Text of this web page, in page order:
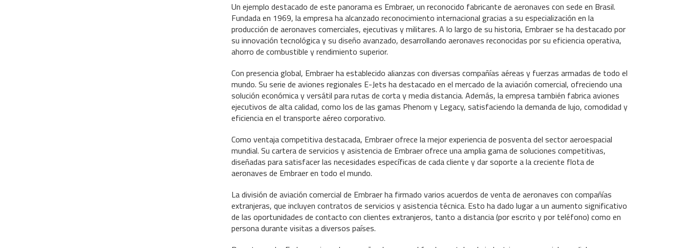
Un ejemplo destacado de este panorama es Embraer, un reconocido fabricante de aeronaves con sede en Brasil.
Fundada en 1969, la empresa ha alcanzado reconocimiento internacional gracias a su especialización en la
producción de aeronaves comerciales, ejecutivas y militares. A lo largo de su historia, Embraer se ha destacado por
su innovación tecnológica y su diseño avanzado, desarrollando aeronaves reconocidas por su eficiencia operativa,
ahorro de combustible y rendimiento superior.
Con presencia global, Embraer ha establecido alianzas con diversas compañías aéreas y fuerzas armadas de todo el
mundo. Su serie de aviones regionales E-Jets ha destacado en el mercado de la aviación comercial, ofreciendo una
solución económica y versátil para rutas de corta y media distancia. Además, la empresa también fabrica aviones
ejecutivos de alta calidad, como los de las gamas Phenom y Legacy, satisfaciendo la demanda de lujo, comodidad y
eficiencia en el transporte aéreo corporativo.
Como ventaja competitiva destacada, Embraer ofrece la mejor experiencia de posventa del sector aeroespacial
mundial. Su cartera de servicios y asistencia de Embraer ofrece una amplia gama de soluciones competitivas,
diseñadas para satisfacer las necesidades específicas de cada cliente y dar soporte a la creciente flota de
aeronaves de Embraer en todo el mundo.
La división de aviación comercial de Embraer ha firmado varios acuerdos de venta de aeronaves con compañías
extranjeras, que incluyen contratos de servicios y asistencia técnica. Esto ha dado lugar a un aumento significativo
de las oportunidades de contacto con clientes extranjeros, tanto a distancia (por escrito y por teléfono) como en
persona durante visitas a diversos países.